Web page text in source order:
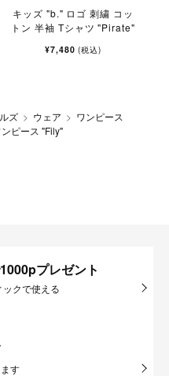
キッズ "b." ロゴ 刺繍 コッ
トン 半袖 Tシャツ "Pirate"
¥7,480(税込)
ズ ウェア
ワンピース
ピース "Fily"
プレゼント
クで使える
す